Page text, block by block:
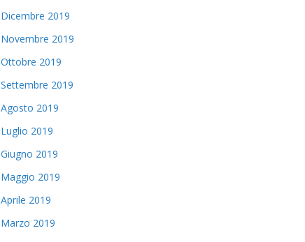
Dicembre 2019
Novembre 2019
Ottobre 2019
Settembre 2019
Agosto 2019
Luglio 2019
Giugno 2019
Maggio 2019
Aprile 2019
Marzo 2019